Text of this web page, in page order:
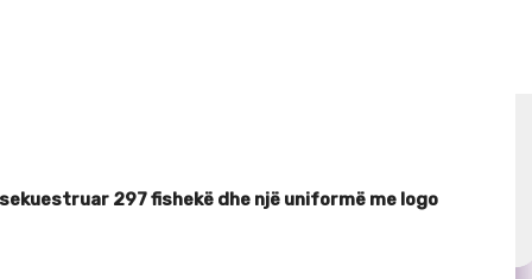
297 fishekë dhe një uniformë me logo